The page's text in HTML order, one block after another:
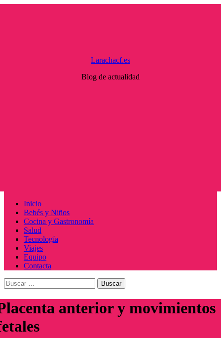
Larachacf.es
Blog de actualidad
Menú
principal
Inicio
Bebés y Niños
Cocina y Gastronomía
Salud
Tecnología
Viajes
Equipo
Contacta
Buscar:
anterior y movimientos